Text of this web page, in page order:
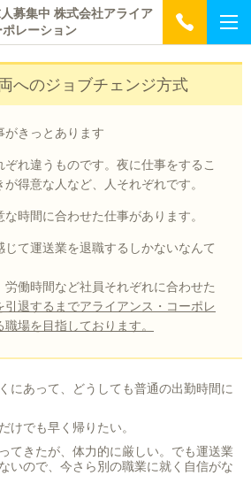
募集中 株式会社アライア
ポレーション
へのジョブチェンジ方式
がきっとあります
れ違うものです。夜に仕事をするこ
得意な人など、人それぞれです。
時間に合わせた仕事があります。
じて運送業を退職するしかないなんて
労働時間など社員それぞれに合わせた
引退するまでアライアンス・コーポレ
場を目指しております。
にあって、どうしても普通の出勤時間に
けでも早く帰りたい。
てきたが、体力的に厳しい。でも運送業
いので、今さら別の職業に就く自信がな